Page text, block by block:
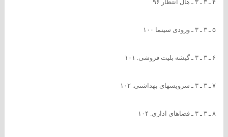
۴ ـ ۳ ـ ۳ ـ هال انتظار ۹۶
۵ ـ ۳ ـ ۳ ـ ورودی سینما ۱۰۰
۶ ـ ۳ ـ ۳ ـ گیشه بلیت فروشی. ۱۰۱
۷ ـ ۳ ـ ۳ ـ سرویسهای بهداشتی. ۱۰۲
۸ ـ ۳ ـ ۳ ـ فضاهای اداری. ۱۰۴